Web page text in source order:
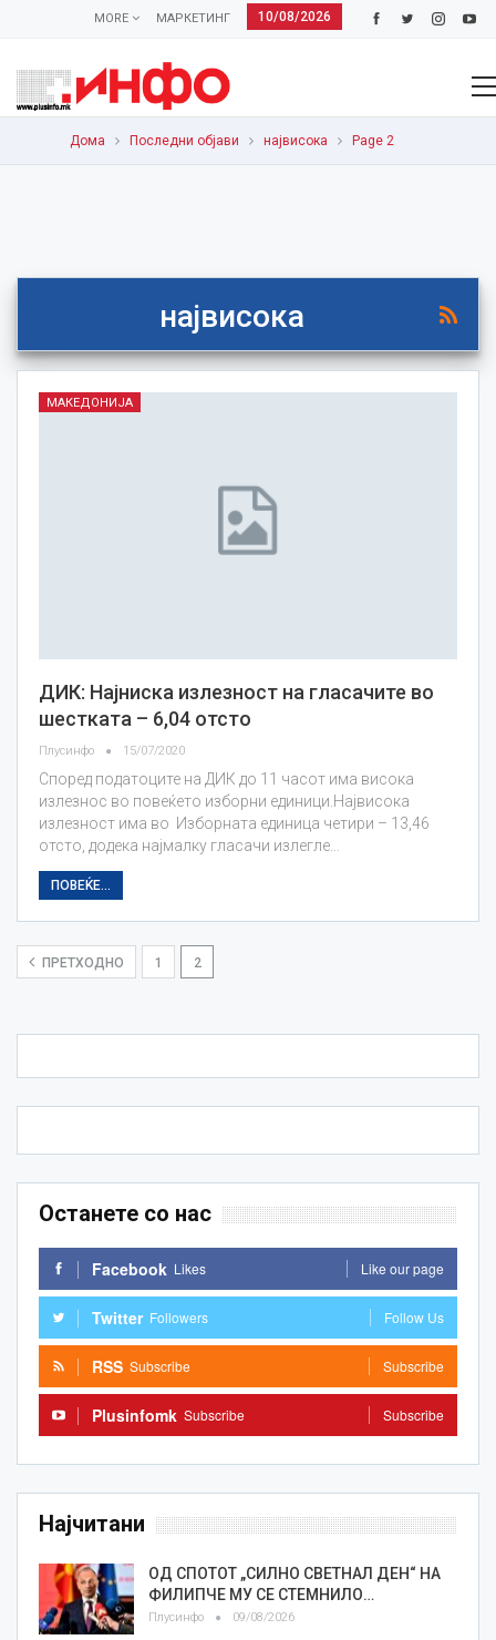
10/08/2026
МАРКЕТИНГ
MORE
Дома Последни објави највисока Page 2
највисока
МАКЕДОНИЈА
ДИК: Најниска излезност на гласачите во
шестката – 6,04 отсто
Плусинфо 15/07/2020
Според податоците на ДИК до 11 часот има висока
излезнос во повеќето изборни единици.Највисока
излезност има во Изборната единица четири – 13,46
отсто, додека најмалку гласачи излегле…
ПОВЕЌЕ...
ПРЕТХОДНО 1 2
Останете со нас
Facebook Likes Like our page
Twitter Followers Follow Us
RSS Subscribe Subscribe
Plusinfomk Subscribe Subscribe
Најчитани
ОД СПОТОТ „СИЛНО СВЕТНАЛ ДЕН“ НА
ФИЛИПЧЕ МУ СЕ СТЕМНИЛО…
Плусинфо 09/08/2026